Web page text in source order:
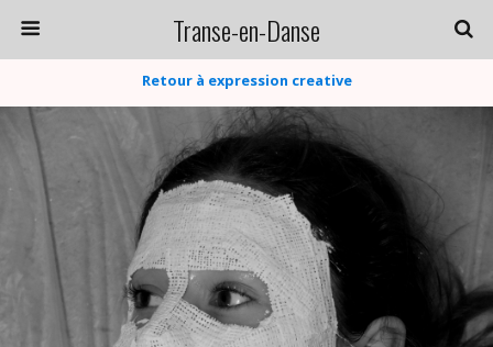
Transe-en-Danse
Retour à expression creative